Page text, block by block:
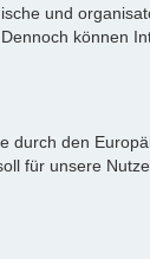
und
können
den
für unsere